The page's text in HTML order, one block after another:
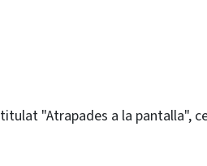
titulat "Atrapades a la pantalla",